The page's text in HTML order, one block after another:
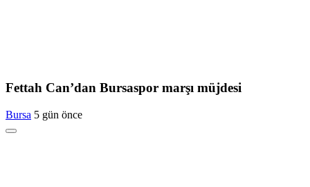
Fettah Can’dan Bursaspor marşı müjdesi
Bursa 5 gün önce